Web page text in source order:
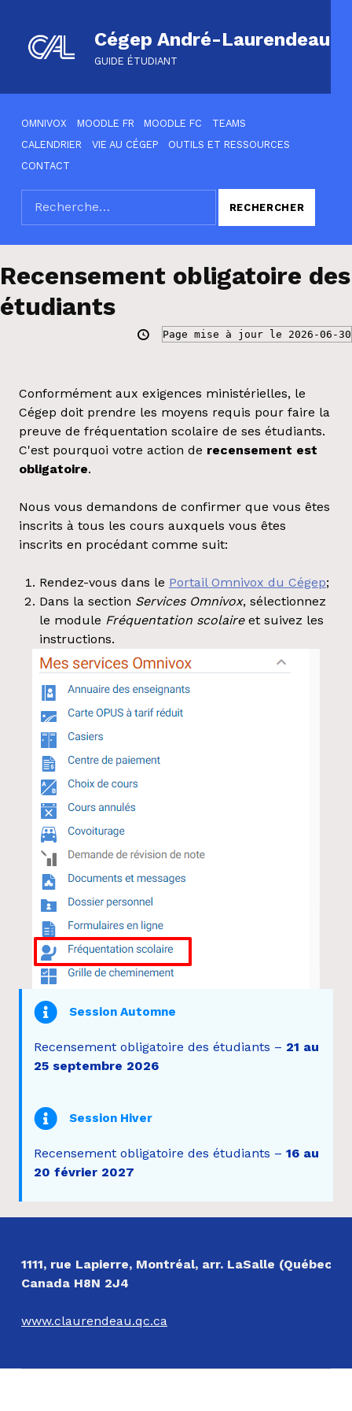
Cégep André-Laurendeau
GUIDE ÉTUDIANT
OMNIVOX
MOODLE FR MOODLE FC
TEAMS
CALENDRIER
VIE AU CÉGEP
OUTILS ET RESSOURCES
CONTACT
SEARCH THE SITE
Rechercher :
Recensement obligatoire des
étudiants
Page mise à jour le 2026-06-30
Conformément aux exigences ministérielles, le
Cégep doit prendre les moyens requis pour faire la
preuve de fréquentation scolaire de ses étudiants.
C'est pourquoi votre action de recensement est
obligatoire.
Nous vous demandons de confirmer que vous êtes
inscrits à tous les cours auxquels vous êtes
inscrits en procédant comme suit:
Rendez-vous dans le Portail Omnivox du Cégep;
Dans la section Services Omnivox, sélectionnez
le module Fréquentation scolaireet suivez les
instructions.
Session Automne
Recensement obligatoire des étudiants – 21 au
25 septembre 2026
Session Hiver
Recensement obligatoire des étudiants – 16 au
20 février 2027
Revenir à la navigation principale
1111, rue Lapierre, Montréal, arr. LaSalle (Québec)
Canada H8N 2J4
www.claurendeau.qc.ca